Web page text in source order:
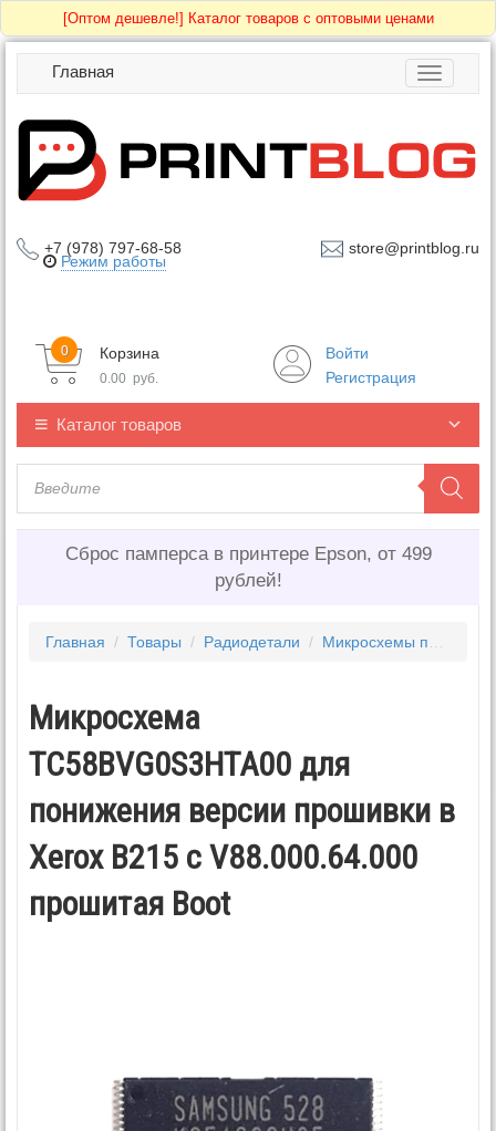
[Оптом дешевле!] Каталог товаров с оптовыми ценами
Toggle
Главная
+7 (978) 797-68-58 store@printblog.ru
Режим работы
Корзина
0
0.00 руб.
Войти
Регистрация
Каталог товаров
Сброс памперса в принтере Epson, от 499
рублей!
Главная / Товары / Радиодетали / Микросхемы прошитые для принтеров
Микросхема
TC58BVG0S3HTA00 для
понижения версии прошивки в
Xerox B215 с V88.000.64.000
прошитая Boot